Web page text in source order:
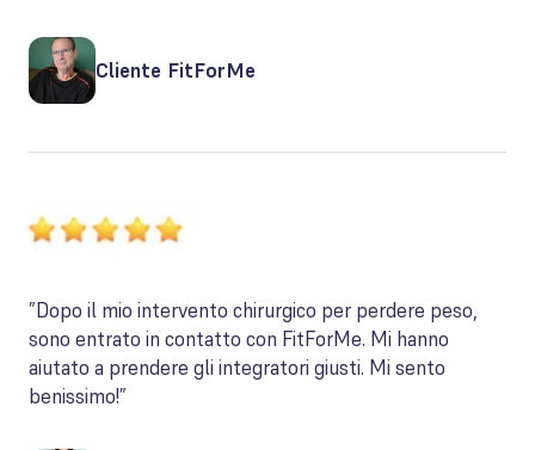
Cliente FitForMe
”Dopo il mio intervento chirurgico per perdere peso,
sono entrato in contatto con FitForMe. Mi hanno
aiutato a prendere gli integratori giusti. Mi sento
benissimo!”